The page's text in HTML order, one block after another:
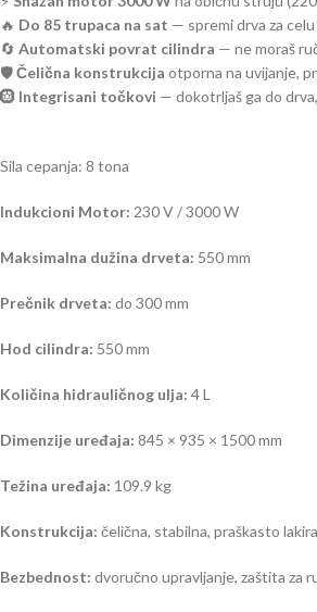
🔥 Do 85 trupaca na sat — spremi drva za
🔄 Automatski povrat cilindra — ne moraš
🛡️Čelična konstrukcija otporna na uvijanje,
🛞 Integrisani točkovi — dokotrljaš ga do
Sila cepanja: 8 tona
Indukcioni Motor: 230 V / 3000 W
Maksimalna dužina drveta: 550 mm
Prečnik drveta: do 300 mm
Hod cilindra: 550 mm
Količina hidrauličnog ulja: 4 L
Dimenzije uređaja: 845 × 935 × 1500 mm
Težina uređaja: 109.9 kg
Konstrukcija: čelična, stabilna, praškasto
Bezbednost: dvoručno upravljanje, zaštita za